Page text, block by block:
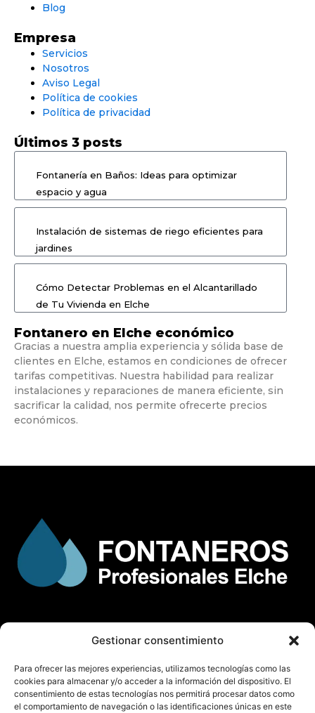
Gestionar consentimiento
Para ofrecer las mejores experiencias, utilizamos tecnologías como las
cookies para almacenar y/o acceder a la información del dispositivo. El
consentimiento de estas tecnologías nos permitirá procesar datos como
el comportamiento de navegación o las identificaciones únicas en este
Blog
Empresa
Servicios
Nosotros
Aviso Legal
Política de cookies
Política de privacidad
Últimos 3 posts
Fontanería en Baños: Ideas para optimizar
espacio y agua
Instalación de sistemas de riego eficientes para
jardines
Cómo Detectar Problemas en el Alcantarillado
de Tu Vivienda en Elche
Fontanero en Elche económico
Gracias a nuestra amplia experiencia y sólida base de
clientes en Elche, estamos en condiciones de ofrecer
tarifas competitivas. Nuestra habilidad para realizar
instalaciones y reparaciones de manera eficiente, sin
sacrificar la calidad, nos permite ofrecerte precios
económicos.
Todos los derechos reservados.